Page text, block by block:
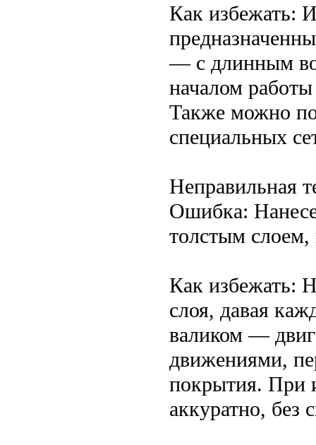
Как избежать:
— с длинным
началом
Также можно
специальных
Неправильная
Ошибка:
толстым слоем,
Как избежать:
слоя, давая
валиком —
движениями,
покрытия. При
аккуратно, без